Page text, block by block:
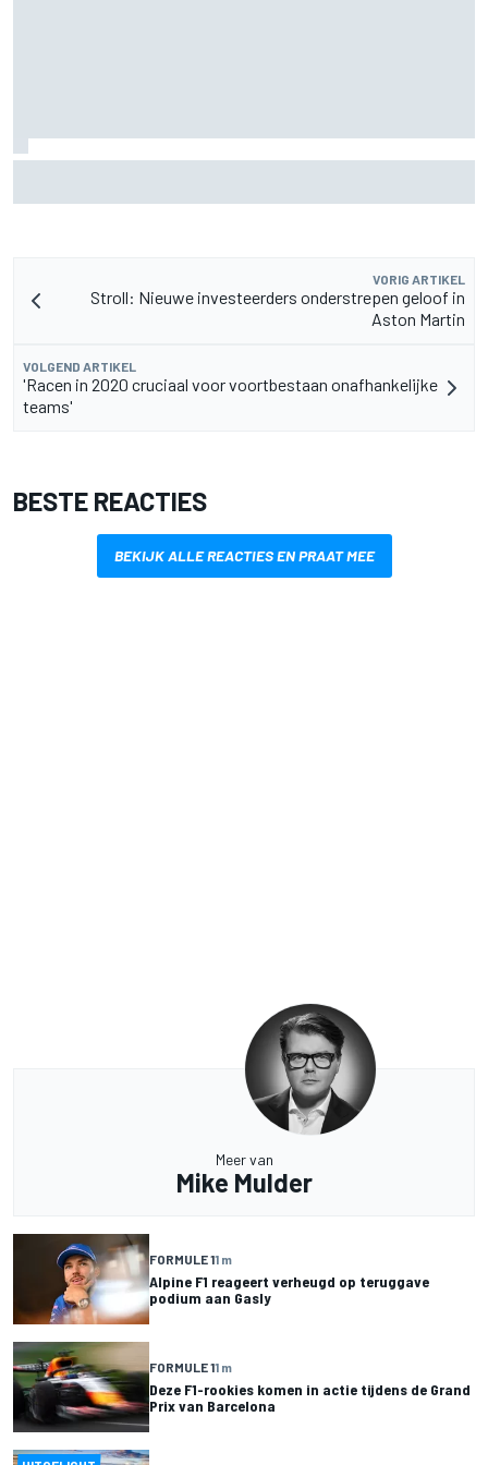
VORIG ARTIKEL
Stroll: Nieuwe investeerders onderstrepen geloof in
Aston Martin
VOLGEND ARTIKEL
'Racen in 2020 cruciaal voor voortbestaan onafhankelijke
teams'
BESTE REACTIES
BEKIJK ALLE REACTIES EN PRAAT MEE
Meer van
Mike Mulder
FORMULE 11 m
Alpine F1 reageert verheugd op teruggave
podium aan Gasly
FORMULE 11 m
Deze F1-rookies komen in actie tijdens de Grand
Prix van Barcelona